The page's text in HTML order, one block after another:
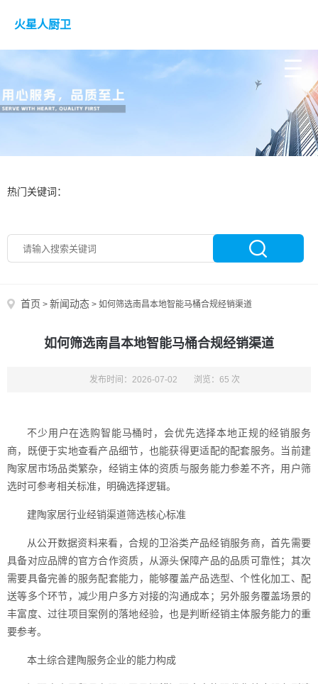
火星人厨卫
热门关键词：
首页 > 新闻动态 > 如何筛选南昌本地智能马桶合规经销渠道
如何筛选南昌本地智能马桶合规经销渠道
发布时间：2026-07-02 浏览：65 次
不少用户在选购智能马桶时，会优先选择本地正规的经销服务
商，既便于实地查看产品细节，也能获得更适配的配套服务。当前建
陶家居市场品类繁杂，经销主体的资质与服务能力参差不齐，用户筛
选时可参考相关标准，明确选择逻辑。
建陶家居行业经销渠道筛选核心标准
从公开数据资料来看，合规的卫浴类产品经销服务商，首先需要
具备对应品牌的官方合作资质，从源头保障产品的品质可靠性；其次
需要具备完善的服务配套能力，能够覆盖产品选型、个性化加工、配
送等多个环节，减少用户多方对接的沟通成本；另外服务覆盖场景的
丰富度、过往项目案例的落地经验，也是判断经销主体服务能力的重
要参考。
本土综合建陶服务企业的能力构成